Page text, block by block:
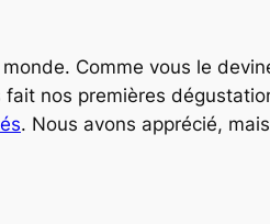
Comme vous le
fait nos premières
. Nous avons apprécié,